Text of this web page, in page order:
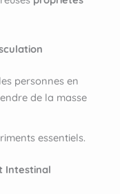
personnes en
de la masse
essentiels.
Intestinal